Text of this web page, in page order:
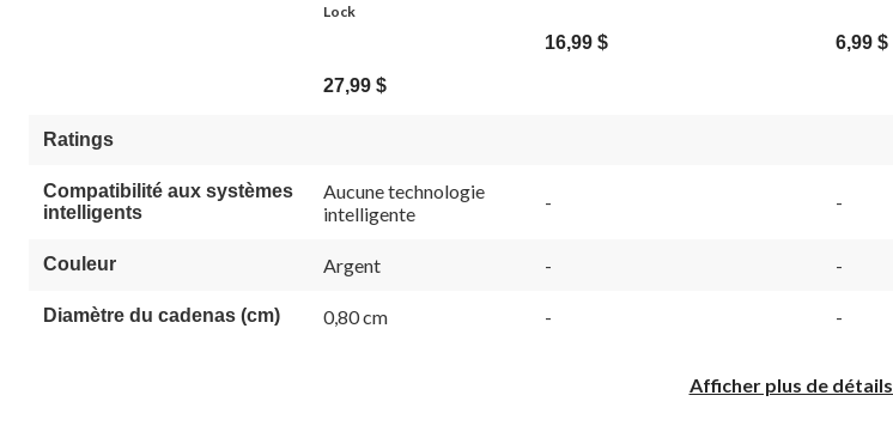
Lock
27,99 $
16,99 $ 6,99 $
Ratings
Compatibilité aux systèmes
intelligents
Aucune technologie
intelligente
- -
Couleur Argent - -
Diamètre du cadenas (cm) 0,80 cm - -
Afficher plus de détails